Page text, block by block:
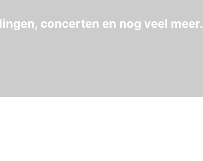
concerten en nog veel meer.